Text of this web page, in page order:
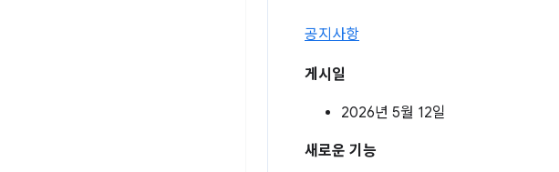
공지사항
게시일
2026년 5월 12일
새로운 기능